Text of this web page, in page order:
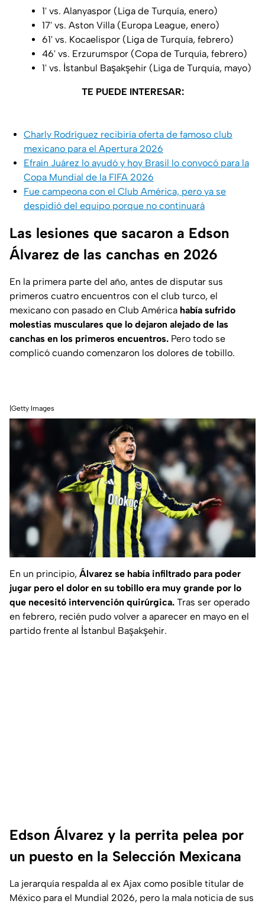
1' vs. Alanyaspor (Liga de Turquía, enero)
17' vs. Aston Villa (Europa League, enero)
61' vs. Kocaelispor (Liga de Turquía, febrero)
46' vs. Erzurumspor (Copa de Turquía, febrero)
1' vs. İstanbul Başakşehir (Liga de Turquía, mayo)
TE PUEDE INTERESAR:
Charly Rodríguez recibiría oferta de famoso club
mexicano para el Apertura 2026
Efraín Juárez lo ayudó y hoy Brasil lo convocó para la
Copa Mundial de la FIFA 2026
Fue campeona con el Club América, pero ya se
despidió del equipo porque no continuará
Las lesiones que sacaron a Edson
Álvarez de las canchas en 2026
En la primera parte del año, antes de disputar sus
primeros cuatro encuentros con el club turco, el
mexicano con pasado en Club América había sufrido
molestias musculares que lo dejaron alejado de las
canchas en los primeros encuentros. Pero todo se
complicó cuando comenzaron los dolores de tobillo.
|Getty Images
En un principio, Álvarez se había infiltrado para poder
jugar pero el dolor en su tobillo era muy grande por lo
que necesitó intervención quirúrgica. Tras ser operado
en febrero, recién pudo volver a aparecer en mayo en el
partido frente al İstanbul Başakşehir.
Edson Álvarez y la perrita pelea por
un puesto en la Selección Mexicana
La jerarquía respalda al ex Ajax como posible titular de
México para el Mundial 2026, pero la mala noticia de sus